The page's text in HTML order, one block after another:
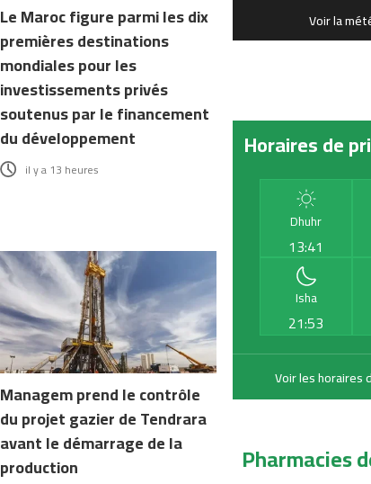
Le Maroc figure parmi les dix
premières destinations
mondiales pour les
investissements privés
soutenus par le financement
du développement
il y a 13 heures
Managem prend le contrôle
du projet gazier de Tendrara
avant le démarrage de la
production